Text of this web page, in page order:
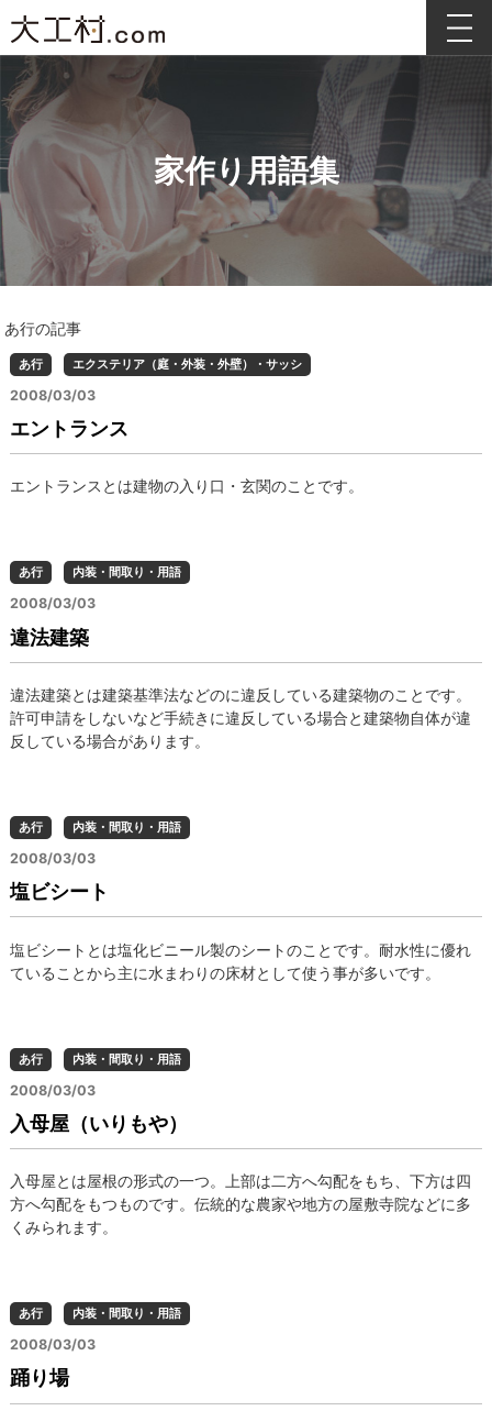
家作り用語集
あ行の記事
あ行 エクステリア（庭・外装・外壁）・サッシ
2008/03/03
エントランス
エントランスとは建物の入り口・玄関のことです。
あ行 内装・間取り・用語
2008/03/03
違法建築
違法建築とは建築基準法などのに違反している建築物のことです。
許可申請をしないなど手続きに違反している場合と建築物自体が違
反している場合があります。
あ行 内装・間取り・用語
2008/03/03
塩ビシート
塩ビシートとは塩化ビニール製のシートのことです。耐水性に優れ
ていることから主に水まわりの床材として使う事が多いです。
あ行 内装・間取り・用語
2008/03/03
入母屋（いりもや）
入母屋とは屋根の形式の一つ。上部は二方へ勾配をもち、下方は四
方へ勾配をもつものです。伝統的な農家や地方の屋敷寺院などに多
くみられます。
あ行 内装・間取り・用語
2008/03/03
踊り場